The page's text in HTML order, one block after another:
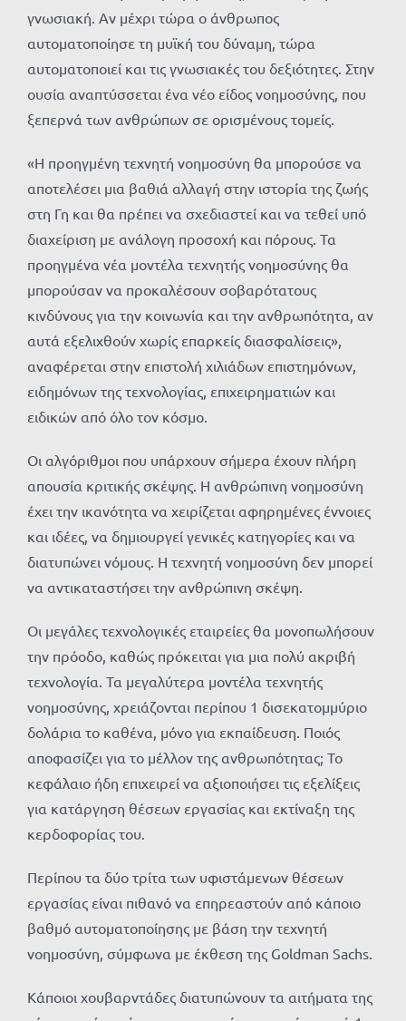
γνωσιακή. Αν μέχρι τώρα ο άνθρωπος
αυτοματοποίησε τη μυϊκή του δύναμη, τώρα
αυτοματοποιεί και τις γνωσιακές του δεξιότητες. Στην
ουσία αναπτύσσεται ένα νέο είδος νοημοσύνης, που
ξεπερνά των ανθρώπων σε ορισμένους τομείς.
«Η προηγμένη τεχνητή νοημοσύνη θα μπορούσε να
αποτελέσει μια βαθιά αλλαγή στην ιστορία της ζωής
στη Γη και θα πρέπει να σχεδιαστεί και να τεθεί υπό
διαχείριση με ανάλογη προσοχή και πόρους. Τα
προηγμένα νέα μοντέλα τεχνητής νοημοσύνης θα
μπορούσαν να προκαλέσουν σοβαρότατους
κινδύνους για την κοινωνία και την ανθρωπότητα, αν
αυτά εξελιχθούν χωρίς επαρκείς διασφαλίσεις»,
αναφέρεται στην επιστολή χιλιάδων επιστημόνων,
ειδημόνων της τεχνολογίας, επιχειρηματιών και
ειδικών από όλο τον κόσμο.
Οι αλγόριθμοι που υπάρχουν σήμερα έχουν πλήρη
απουσία κριτικής σκέψης. Η ανθρώπινη νοημοσύνη
έχει την ικανότητα να χειρίζεται αφηρημένες έννοιες
και ιδέες, να δημιουργεί γενικές κατηγορίες και να
διατυπώνει νόμους. H τεχνητή νοημοσύνη δεν μπορεί
να αντικαταστήσει την ανθρώπινη σκέψη.
Οι μεγάλες τεχνολογικές εταιρείες θα μονοπωλήσουν
την πρόοδο, καθώς πρόκειται για μια πολύ ακριβή
τεχνολογία. Τα μεγαλύτερα μοντέλα τεχνητής
νοημοσύνης, χρειάζονται περίπου 1 δισεκατομμύριο
δολάρια το καθένα, μόνο για εκπαίδευση. Ποιός
αποφασίζει για το μέλλον της ανθρωπότητας; Το
κεφάλαιο ήδη επιχειρεί να αξιοποιήσει τις εξελίξεις
για κατάργηση θέσεων εργασίας και εκτίναξη της
κερδοφορίας του.
Περίπου τα δύο τρίτα των υφιστάμενων θέσεων
εργασίας είναι πιθανό να επηρεαστούν από κάποιο
βαθμό αυτοματοποίησης με βάση την τεχνητή
νοημοσύνη, σύμφωνα με έκθεση της Goldman Sachs.
Κάποιοι χουβαρντάδες διατυπώνουν τα αιτήματα της